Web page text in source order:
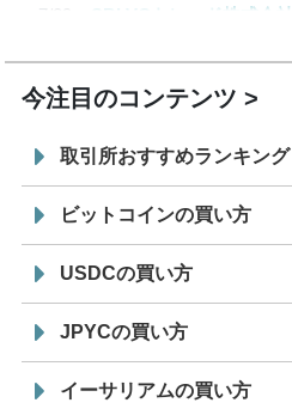
7/29
SBI VCトレード株式会社
今注目のコンテンツ
取引所おすすめランキング
ビットコインの買い方
USDCの買い方
JPYCの買い方
イーサリアムの買い方